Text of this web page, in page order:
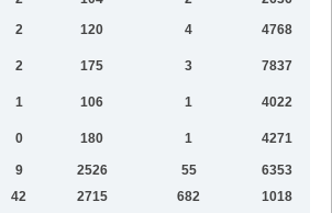
2 120 4 4768
2 175 3 7837
1 106 1 4022
0 180 1 4271
9 2526 55 6353
42 2715 682 1018